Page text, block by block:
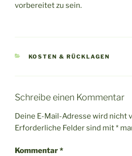
vorbereitet zu sein.
KATEGORIEN
KOSTEN & RÜCKLAGEN
Schreibe einen Kommentar
Deine E-Mail-Adresse wird nicht
Erforderliche Felder sind mit*
Kommentar*